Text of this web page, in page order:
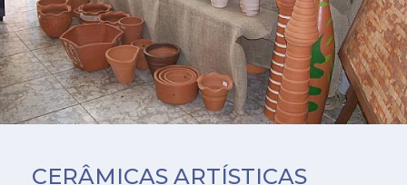
CERÂMICAS ARTÍSTICAS